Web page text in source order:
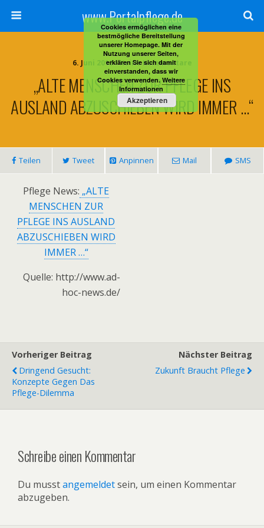
www.Portalpflege.de
6. Juni 2013 • Keine Kommentare
„ALTE MENSCHEN ZUR PFLEGE INS
AUSLAND ABZUSCHIEBEN WIRD IMMER …“
Teilen Tweet Anpinnen Mail SMS
Pflege News: „ALTE
MENSCHEN ZUR
PFLEGE INS AUSLAND
ABZUSCHIEBEN WIRD
IMMER …“
Quelle: http://www.ad-
hoc-news.de/
Vorheriger Beitrag
Dringend Gesucht:
Konzepte Gegen Das
Pflege-Dilemma
Nächster Beitrag
Zukunft Braucht Pflege
Schreibe einen Kommentar
Du musstangemeldetsein, um einen Kommentar
abzugeben.
Cookies ermöglichen eine
bestmögliche Bereitstellung
unserer Homepage. Mit der
Nutzung unserer Seiten,
erklären Sie sich damit
einverstanden, dass wir
Cookies verwenden.Weitere
Informationen
Akzeptieren